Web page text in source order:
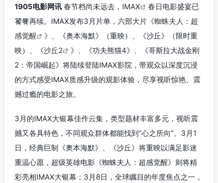
1905电影网讯 春节档尚未远去， IMAX
春日电影盛宴已
饕餮再续。IMAX发布3月片单，六部大片《蜘蛛夫人：超
感觉醒
》、《奥本海默》（重映）、《沙丘》（限时重
映）、《沙丘2
》、《功夫熊猫4》、《哥斯拉大战金刚
2：帝国崛起》将陆续登陆IMAX影院，带观众以深度沉浸
的方式感受IMAX质感升级的观影体验，尽享视听惊艳、震
撼过瘾的电影之旅。
3月的IMAX大银幕佳作云集，类型题材丰富多元，视听震
撼又各具特色，不同观众群体都能找到“心之所向”。3月1
日，经典巨制《奥本海默》、《沙丘》将重映以满足影迷
重温心愿，超级英雄电影《蜘蛛夫人：超感觉醒》则将精
彩亮相IMAX大银幕；3月8日，全球瞩目的年度焦点之一，